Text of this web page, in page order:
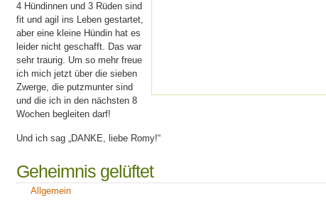
4 Hündinnen und 3 Rüden sind
fit und agil ins Leben gestartet,
aber eine kleine Hündin hat es
leider nicht geschafft. Das war
sehr traurig. Um so mehr freue
ich mich jetzt über die sieben
Zwerge, die putzmunter sind
und die ich in den nächsten 8
Wochen begleiten darf!
Und ich sag „DANKE, liebe Romy!“
Geheimnis gelüftet
Allgemein